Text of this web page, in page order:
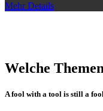
Mehr Details
Welche
A fool with a tool is still a